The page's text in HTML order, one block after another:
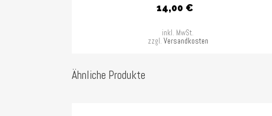
14,00 €
inkl. MwSt.
zzgl. Versandkosten
Ähnliche Produkte